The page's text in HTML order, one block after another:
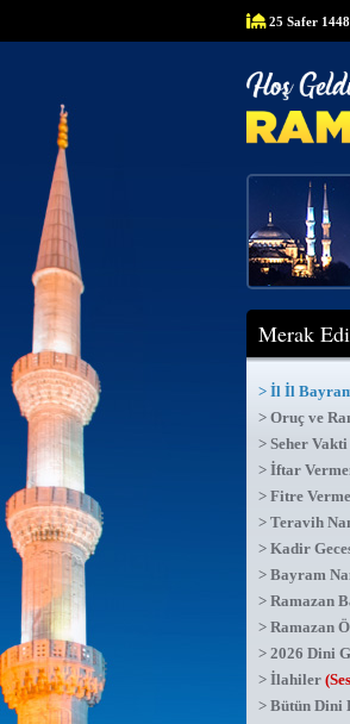
25 Safer 1448
Merak
> İl İl
> Oruç ve
> Seher
> İftar
> Fitre
> Teravih
> Kadir
> Bayram
> Ramazan
> Ramazan
> 2026 Dini
> İlahiler
> Bütün Dini